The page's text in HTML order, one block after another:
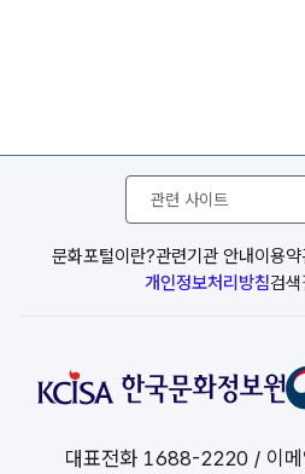
문화포털이란?관련기관 안내이용약
개인정보처리방침검색
관
사
이
트
대표전화 1688-2220 / 이메